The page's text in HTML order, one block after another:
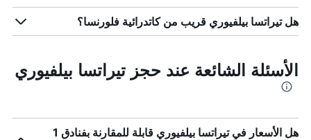
هل تيراتسا بيلفيوري قريب من كاتدرائية فلورنسا؟
الأسئلة الشائعة عند حجز تيراتسا بيلفيوري
هل الأسعار في تيراتسا بيلفيوري قابلة للمقارنة بفنادق 1